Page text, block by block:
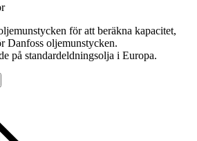
för att beräkna kapacitet,
Danfoss oljemunstycken.
på standardeldningsolja i Europa.